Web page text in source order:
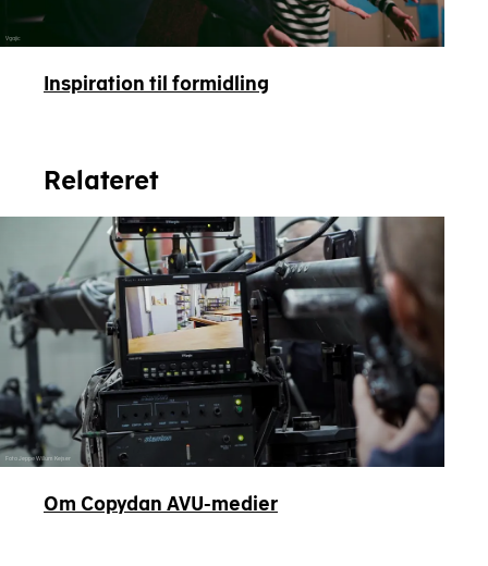
Vgajic
Inspiration til formidling
Relateret
Foto Jeppe Willum Kejser
Om Copydan AVU-medier